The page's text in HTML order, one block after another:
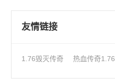
友情链接
1.76毁灭传奇 热血传奇1.76